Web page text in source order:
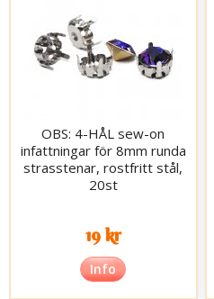
OBS: 4-HÅL sew-on
infattningar för 8mm runda
strasstenar, rostfritt stål,
20st
19 kr
Info